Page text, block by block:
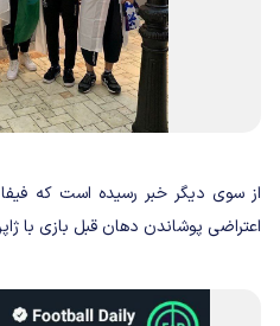
از سوی دیگر خبر رسیده است که
اعتراضی پوشاندن دهان قبل بازی با